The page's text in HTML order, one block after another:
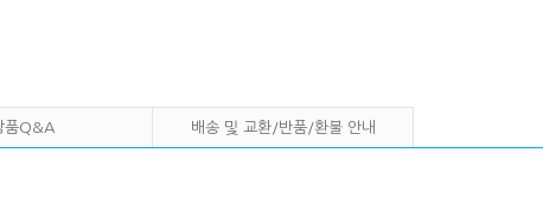
품Q&A 배송 및 교환/반품/환불 안내